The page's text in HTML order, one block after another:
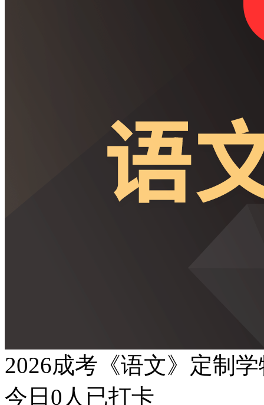
2026成考《语文》定制
今日 0 人已打卡